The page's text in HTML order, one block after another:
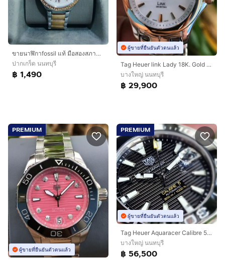
ขายนาฬิกาfossil แท้ มือสองสภาพดีค่ะ
ปากเกร็ด นนทบุรี
฿ 1,490
ผู้ขายที่ยืนยันตัวตนแล้ว
Tag​ Heuer​ ​link​ Lady​ 18K. Gold G4 White MOP Dial 🇨🇭🇨🇭
บางใหญ่ นนทบุรี
฿ 29,900
PREMIUM
ผู้ขายที่ยืนยันตัวตนแล้ว
PREMIUM
ผู้ขายที่ยืนยันตัวตนแล้ว
Tag Heuer Aquaracer Calibre 5 Black Ceramic WAY201A🇨🇭🇨🇭
บางใหญ่ นนทบุรี
฿ 56,500